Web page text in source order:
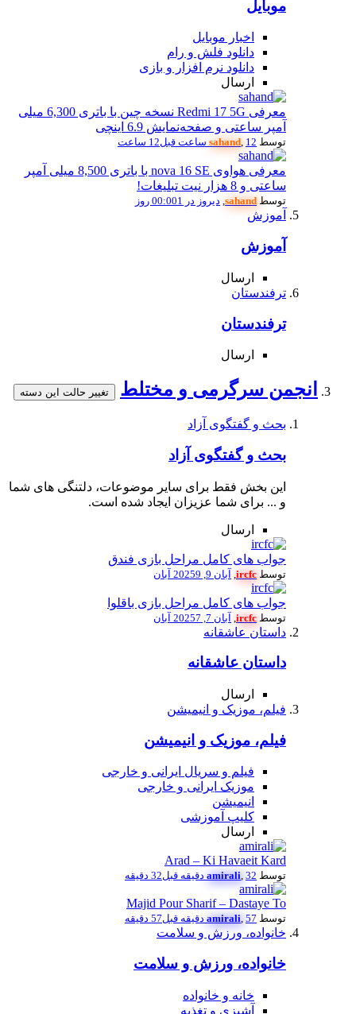
موبایل
اخبار موبایل
دانلود فلش و رام
دانلود نرم افزار و بازی
ارسال
معرفی Redmi 17 5G نسخه چین با باتری 6,300 میلی
آمپر ساعتی و صفحه‌نمایش 6.9 اینچی
توسط sahand, 12 ساعت قبل 12 ساعت
معرفی هواوی nova 16 SE با باتری 8,500 میلی آمپر
ساعتی و 8 هزار نیت تبلیغات!
توسط sahand
, دیروز در 00:00 1 روز
آموزش
آموزش
ارسال
ترفندستان
ترفندستان
ارسال
انجمن سرگرمی و مختلط تغییر حالت این دسته
بحث و گفتگوی آزاد
بحث و گفتگوی آزاد
این بخش فقط برای سایر موضوعات، دلتنگی های شما
و ... برای شما عزیزان ایجاد شده است.
ارسال
جواب های کامل مراحل بازی فندق
توسط ircfc آبان 9, 2025 9 آبان
جواب های کامل مراحل بازی باقلوا
توسط ircfc آبان 7, 2025 7 آبان
داستان عاشقانه
داستان عاشقانه
ارسال
فیلم، موزیک و انیمیشن
فیلم، موزیک و انیمیشن
فیلم و سریال ایرانی و خارجی
موزیک ایرانی و خارجی
انیمیشن
کلیپ آموزشی
ارسال
Arad – Ki Havaeit Kard
توسط amirali, 32 دقیقه قبل 32 دقیقه
Majid Pour Sharif – Dastaye To
توسط amirali, 57 دقیقه قبل 57 دقیقه
خانواده، ورزش و سلامت
خانواده، ورزش و سلامت
خانه و خانواده
آشپزی و تغذیه